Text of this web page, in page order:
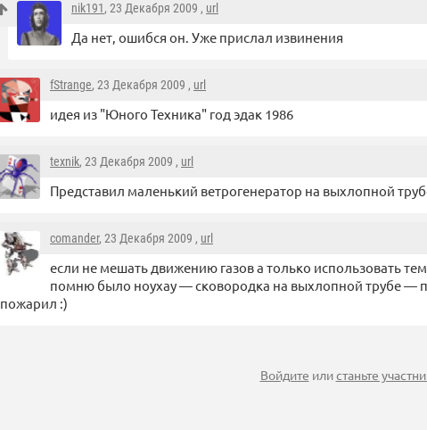
nik191, 23 Декабря 2009 , url
Да нет, ошибся он. Уже прислал извинения
fStrange, 23 Декабря 2009 , url
идея из "Юного Техника" год эдак 1986
texnik, 23 Декабря 2009 , url
Представил маленький ветрогенератор на выхлопной
comander, 23 Декабря 2009 , url
если не мешать движению газов а только использовать
помню было ноухау — сковородка на выхлопной трубе —
пожарил :)
Войдите илистаньте